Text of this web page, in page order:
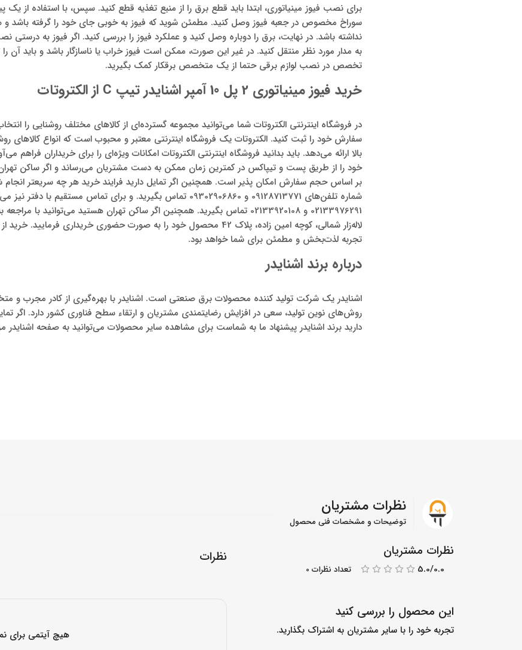
برای نصب فیوز مینیاتوری، ابتدا باید قطع برق را از منبع تغذیه قطع کنید. سپس، با استفاده از یک
سوراخ مخصوص در جعبه فیوز وصل کنید. مطمئن شوید که فیوز به خوبی جای خود را گرفته باشد
نداشته باشد. در نهایت، برق را دوباره وصل کنید و عملکرد فیوز را بررسی کنید. اگر فیوز به درستی
به مدار مورد نظر منتقل کنید. در غیر این صورت، ممکن است فیوز خراب یا ناسازگار باشد و باید
تخصص در نصب لوازم برقی حتما از یک متخصص برقکار کمک بگیرید.
خرید فیوز مینیاتوری 2 پل 10 آمپر اشنایدر تیپ C از الکتروتات
در فروشگاه اینترنتی الکتروتات شما می‌توانید مجموعه گسترده‌ای از کالاهای مختلف روشنایی را
سفارش خود را ثبت کنید. الکتروتات یک فروشگاه اینترنتی معتبر و محبوب است که انواع کالاهای
بالا ارائه می‌دهد. باید بدانید فروشگاه اینترنتی الکتروتات امکانات ویژه‌ای را برای خریداران فراهم
خود را از طریق پست و تیپاکس در کمترین زمان ممکن به دست مشتریان می‌رساند و اگر ساکن
بر اساس حجم سفارش امکان پذیر است. همچنین اگر تمایل دارید فرایند خرید هر چه سریعتر انجام
شماره‌ تلفن‌های 09128713771 و 09302906860 تماس بگیرید. و برای تماس مستقیم
02133976291 و 02133920108 تماس بگیرید. همچنین اگر ساکن تهران هستید می‌توانید
لاله‌زار شمالی، کوچه امین زاده، پلاک 42 محصول خود را به صورت حضوری خریداری
تجربه لذت‌بخش و مطمئن برای شما خواهد بود.
درباره برند اشنایدر
اشنایدر یک شرکت تولید کننده محصولات برق صنعتی است. اشنایدر با بهره‌گیری از کادر مجرب و
روش‌های نوین تولید، سعی در افزایش رضایتمندی مشتریان و ارتقاء سطح فناوری کشور دارد. اگر
دارید برند اشنایدر پیشنهاد ما به شماست برای مشاهده‌ سایر محصولات می‌توانید به صفحه‌ اشنایدر
نظرات مشتریان
توضیحات و مشخصات فنی محصول
نظرات مشتریان
5.0/0.0 تعداد نظرات 0
این محصول را بررسی کنید
تجربه خود را با سایر مشتریان به اشتراک بگذارید.
نظرات
هیچ آیتمی برای